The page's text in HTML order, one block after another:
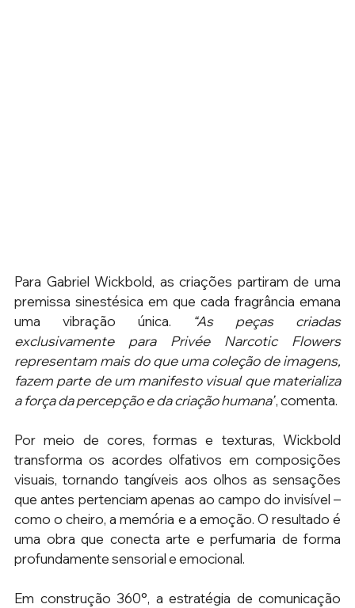
Para Gabriel Wickbold, as criações partiram de uma
premissa sinestésica em que cada fragrância emana
uma vibração única.
“As peças criadas
exclusivamente para Privée Narcotic Flowers
representam mais do que uma coleção de imagens,
fazem parte de um manifesto visual que materializa
a força da percepção e da criação humana”, comenta.
Por meio de cores, formas e texturas, Wickbold
transforma os acordes olfativos em composições
visuais, tornando tangíveis aos olhos as sensações
que antes pertenciam apenas ao campo do invisível –
como o cheiro, a memória e a emoção. O resultado é
uma obra que conecta arte e perfumaria de forma
profundamente sensorial e emocional.
Em construção 360°, a estratégia de comunicação